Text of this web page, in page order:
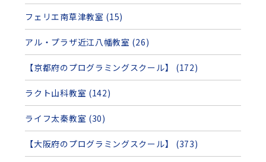
フェリエ南草津教室 (15)
アル・プラザ近江八幡教室 (26)
【京都府のプログラミングスクール】 (172)
ラクト山科教室 (142)
ライフ太秦教室 (30)
【大阪府のプログラミングスクール】 (373)